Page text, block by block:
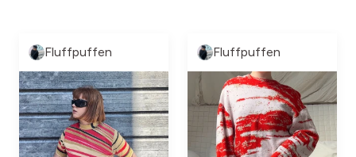
Fluffpuffen Fluffpuffen